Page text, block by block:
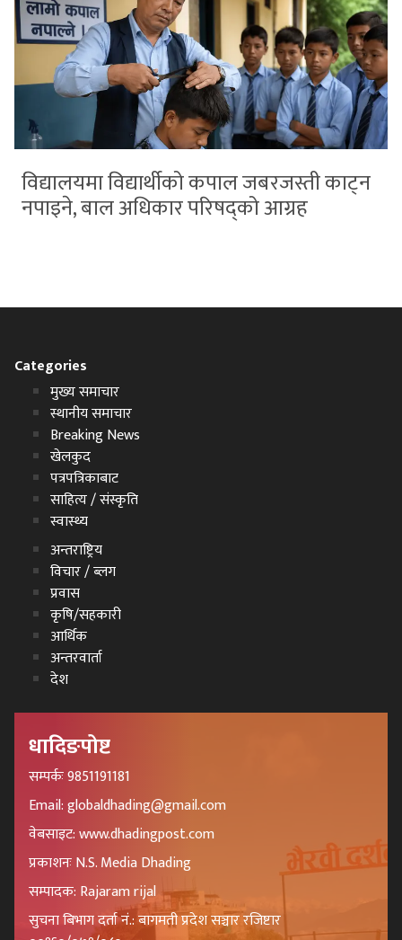
विद्यालयमा विद्यार्थीको कपाल जबरजस्ती काट्न
नपाइने, बाल अधिकार परिषद्को आग्रह
Categories
मुख्य समाचार
स्थानीय समाचार
Breaking News
खेलकुद
पत्रपत्रिकाबाट
साहित्य / संस्कृति
स्वास्थ्य
अन्तराष्ट्रिय
विचार / ब्लग
प्रवास
कृषि/सहकारी
आर्थिक
अन्तरवार्ता
देश
धादिङपोष्ट
सम्पर्कः 9851191181
Email: globaldhading@gmail.com
वेबसाइट: www.dhadingpost.com
प्रकाशनः N.S. Media Dhading
सम्पादक: Rajaram rijal
सुचना बिभाग दर्ता नं.: बागमती प्रदेश सञ्चार रजिष्टार